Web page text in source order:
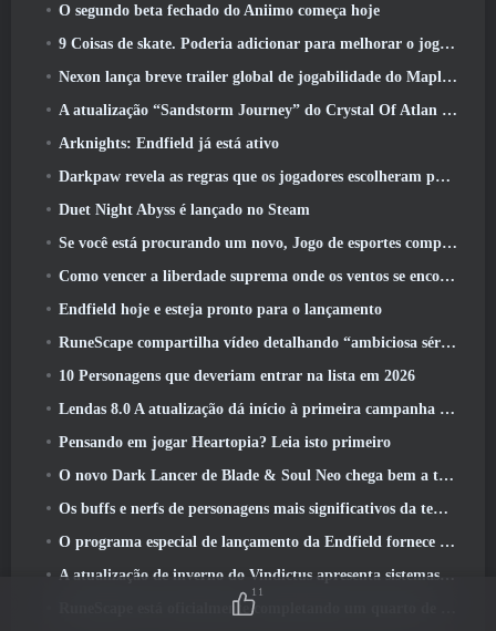
O segundo beta fechado do Aniimo começa hoje
9 Coisas de skate. Poderia adicionar para melhorar o jogo em 2026
Nexon lança breve trailer global de jogabilidade do MapleStory Classic World
A atualização “Sandstorm Journey” do Crystal Of Atlan aumenta o limite de nível para 70
Arknights: Endfield já está ativo
Darkpaw revela as regras que os jogadores escolheram para o próximo servidor Frostreaver do EverQuest
Duet Night Abyss é lançado no Steam
Se você está procurando um novo, Jogo de esportes competitivos, O teste beta fechado do futebol freestyle 2 Está a caminho
Como vencer a liberdade suprema onde os ventos se encontram
Endfield hoje e esteja pronto para o lançamento
RuneScape compartilha vídeo detalhando “ambiciosa série de atualizações de conteúdo”
10 Personagens que deveriam entrar na lista em 2026
Lendas 8.0 A atualização dá início à primeira campanha de 2026
Pensando em jogar Heartopia? Leia isto primeiro
O novo Dark Lancer de Blade & Soul Neo chega bem a tempo para o primeiro aniversário
Os buffs e nerfs de personagens mais significativos da temporada 6
O programa especial de lançamento da Endfield fornece detalhes sobre o sistema de monetização do jogo
A atualização de inverno do Vindictus apresenta sistemas para facilitar a progressão dos jogadores
RuneScape está oficialmente completando um quarto de século
11